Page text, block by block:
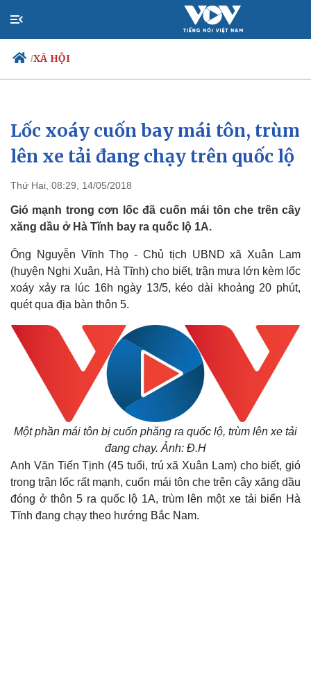
/XÃ HỘI
Chính trị
Đảng
Tổ chức nhân sự
Nhận diện sự thật
Xã hội
Tin 24h
Dự báo thời tiết
Việc làm
Lốc xoáy cuốn bay mái tôn, trùm
lên xe tải đang chạy trên quốc lộ
Thứ Hai, 08:29, 14/05/2018
Gió mạnh trong cơn lốc đã cuốn mái tôn che trên cây
xăng dầu ở Hà Tĩnh bay ra quốc lộ 1A.
Ông Nguyễn Vĩnh Thọ - Chủ tịch UBND xã Xuân Lam
(huyện Nghi Xuân, Hà Tĩnh) cho biết, trận mưa lớn kèm lốc
xoáy xảy ra lúc 16h ngày 13/5, kéo dài khoảng 20 phút,
quét qua địa bàn thôn 5.
Một phần mái tôn bị cuốn phăng ra quốc lộ, trùm lên xe tải
đang chạy. Ảnh: Đ.H
Anh Văn Tiến Tịnh (45 tuổi, trú xã Xuân Lam) cho biết, gió
trong trận lốc rất mạnh, cuốn mái tôn che trên cây xăng dầu
đóng ở thôn 5 ra quốc lộ 1A, trùm lên một xe tải biển Hà
Tĩnh đang chạy theo hướng Bắc Nam.